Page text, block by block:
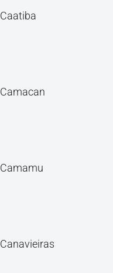
Caatiba
Camacan
Camamu
Canavieiras